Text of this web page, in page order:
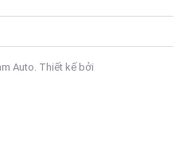
Auto. Thiết kế bởi